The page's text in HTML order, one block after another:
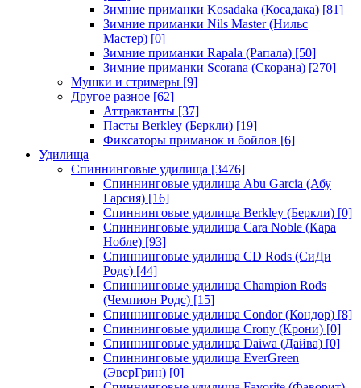
Зимние приманки Kosadaka (Косадака) [81]
Зимние приманки Nils Master (Нильс
Мастер) [0]
Зимние приманки Rapala (Рапала) [50]
Зимние приманки Scorana (Скорана) [270]
Мушки и стримеры [9]
Другое разное [62]
Аттрактанты [37]
Пасты Berkley (Беркли) [19]
Фиксаторы приманок и бойлов [6]
Удилища
Спиннинговые удилища [3476]
Спиннинговые удилища Abu Garcia (Абу
Гарсия) [16]
Спиннинговые удилища Berkley (Беркли) [0]
Спиннинговые удилища Cara Noble (Кара
Нобле) [93]
Спиннинговые удилища CD Rods (СиДи
Родс) [44]
Спиннинговые удилища Champion Rods
(Чемпион Родс) [15]
Спиннинговые удилища Condor (Кондор) [8]
Спиннинговые удилища Crony (Крони) [0]
Спиннинговые удилища Daiwa (Дайва) [0]
Спиннинговые удилища EverGreen
(ЭверГрин) [0]